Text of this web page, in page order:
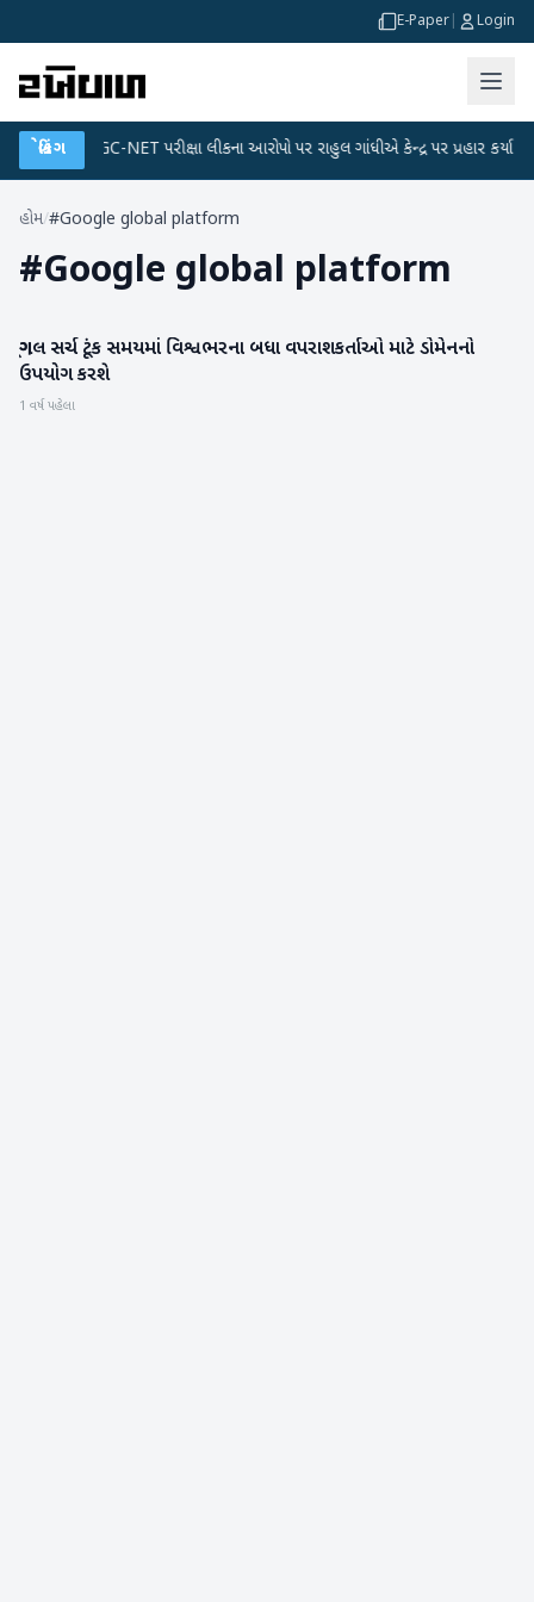
E-Paper Login
બ્રેકિંગ
● UGC-NET પરીક્ષા લીકના આરોપો પર રાહુલ ગાંધીએ કેન્દ્ર પર પ્રહાર કર્યા ●
હોમ/#Google global platform
#Google global platform
ગેજેટ
ગૂગલ સર્ચ ટૂંક સમયમાં વિશ્વભરના બધા વપરાશકર્તાઓ માટે ડોમેનનો
ઉપયોગ કરશે
1 વર્ષ પહેલા